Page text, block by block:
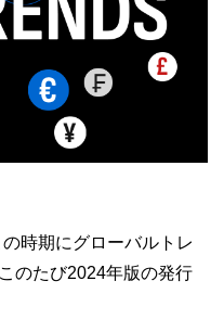
時期にグローバルトレ
のたび2024年版の発行